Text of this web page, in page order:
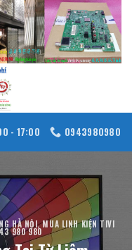
- 17:00 0943980980
HÀ NỘI,MUA LINH KIỆN TIVI
980 980